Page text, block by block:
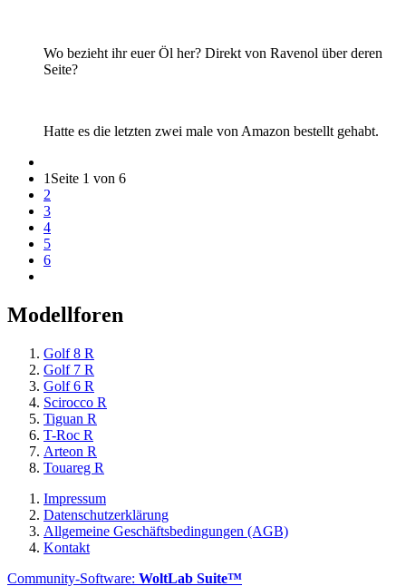
Wo bezieht ihr euer Öl her? Direkt von Ravenol über deren
Seite?
Hatte es die letzten zwei male von Amazon bestellt gehabt.
1 Seite 1 von 6
2
3
4
5
6
Modellforen
Golf 8 R
Golf 7 R
Golf 6 R
Scirocco R
Tiguan R
T-Roc R
Arteon R
Touareg R
Impressum
Datenschutzerklärung
Allgemeine Geschäftsbedingungen (AGB)
Kontakt
Community-Software: WoltLab Suite™